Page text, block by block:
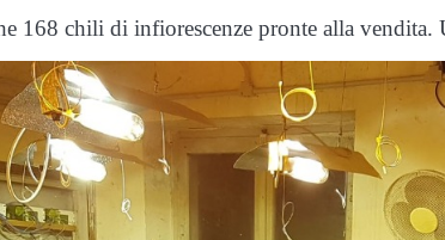
168 chili di infiorescenze pronte alla vendita.